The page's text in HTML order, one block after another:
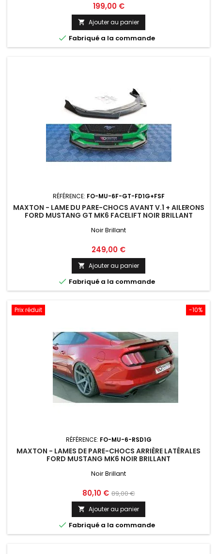
Prix
199,00 €
 Ajouter au panier
 Fabriqué a la commande
RÉFÉRENCE: FO-MU-6F-GT-FD1G+FSF
MAXTON - LAME DU PARE-CHOCS AVANT V.1 + AILERONS
FORD MUSTANG GT MK6 FACELIFT NOIR BRILLANT
Noir Brillant
Prix
249,00 €
 Ajouter au panier
 Fabriqué a la commande
-10%
Prix réduit
RÉFÉRENCE: FO-MU-6-RSD1G
MAXTON - LAMES DE PARE-CHOCS ARRIÈRE LATÉRALES
FORD MUSTANG MK6 NOIR BRILLANT
Noir Brillant
Prix
80,10 € Prix
base
89,00 €
 Ajouter au panier
 Fabriqué a la commande